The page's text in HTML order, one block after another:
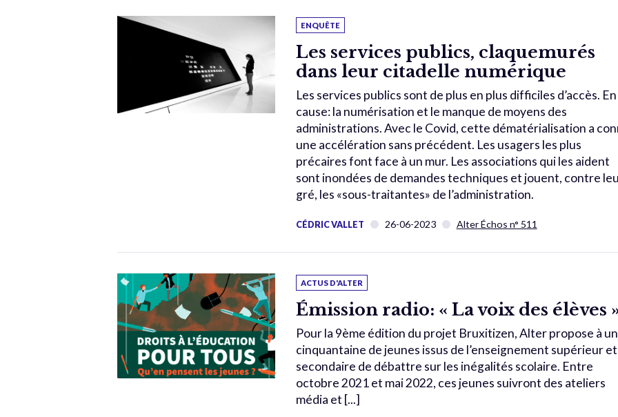
ENQUÊTE
Les services publics, claquemurés
dans leur citadelle numérique
Les services publics sont de plus en plus difficiles d’accès. En
cause: la numérisation et le manque de moyens des
administrations. Avec le Covid, cette dématérialisation a
une accélération sans précédent. Les usagers les plus
précaires font face à un mur. Les associations qui les aident
sont inondées de demandes techniques et jouent, contre
gré, les «sous-traitantes» de l’administration.
CÉDRIC VALLET 26-06-2023 Alter Échos n° 511
ACTUS D'ALTER
Émission radio: « La voix des élèves
Pour la 9ème édition du projet Bruxitizen, Alter propose à
cinquantaine de jeunes issus de l’enseignement supérieur et
secondaire de débattre sur les inégalités scolaire. Entre
octobre 2021 et mai 2022, ces jeunes suivront des ateliers
média et [...]